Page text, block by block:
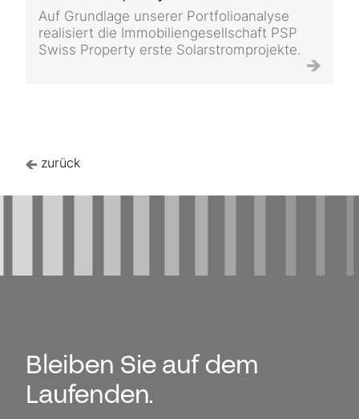
Auf Grundlage unserer Portfolioanalyse
realisiert die Immobiliengesellschaft PSP
Swiss Property erste Solarstromprojekte.
zurück
Bleiben Sie auf dem
Laufenden.